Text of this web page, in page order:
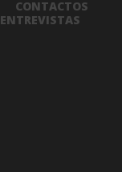
CONTACTOS
ENTREVISTAS